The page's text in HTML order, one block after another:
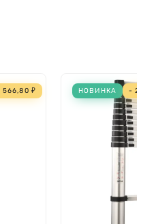
566,80 ₽ НОВИНКА - 2%